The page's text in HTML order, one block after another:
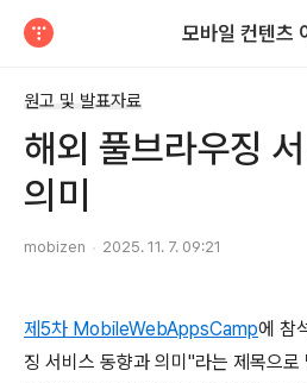
모바일 컨텐츠
원고 및 발표자료
해외 풀브라우징
의미
mobizen 2025. 11. 7. 09:21
제5차 MobileWebAppsCamp에 참
징 서비스 동향과 의미"라는 제목으로